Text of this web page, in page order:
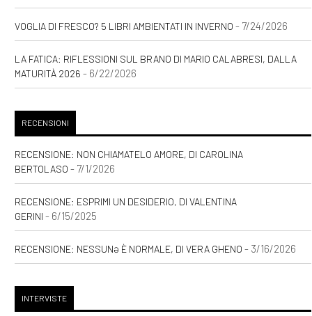
VOGLIA DI FRESCO? 5 LIBRI AMBIENTATI IN INVERNO - 7/24/2026
LA FATICA: RIFLESSIONI SUL BRANO DI MARIO CALABRESI, DALLA
MATURITÀ 2026 - 6/22/2026
RECENSIONI
RECENSIONE: NON CHIAMATELO AMORE, DI CAROLINA
BERTOLASO - 7/1/2026
RECENSIONE: ESPRIMI UN DESIDERIO, DI VALENTINA
GERINI - 6/15/2025
RECENSIONE: NESSUNƏ È NORMALE, DI VERA GHENO - 3/16/2026
INTERVISTE